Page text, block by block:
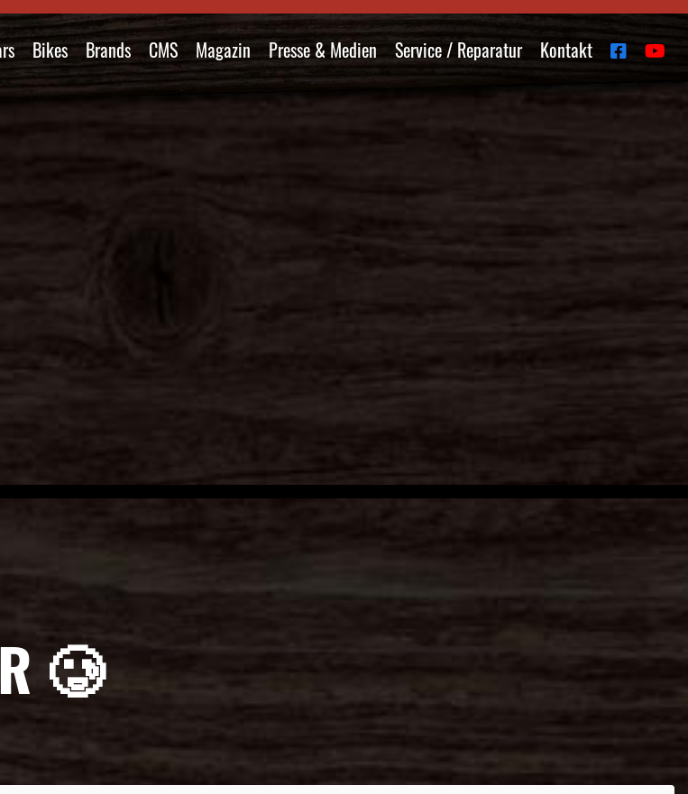
🥲
Bikes Brands CMS Magazin Presse & Medien Service / Reparatur Kontakt